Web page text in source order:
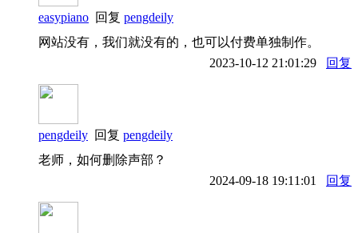
easypiano 回复 pengdeily
网站没有，我们就没有的，也可以付费单独制作。
2023-10-12 21:01:29
回复
pengdeily 回复 pengdeily
老师，如何删除声部？
2024-09-18 19:11:01
回复